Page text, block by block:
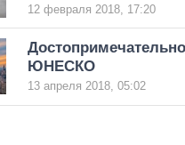
12 февраля 2018, 17:20
ЮНЕСКО
13 апреля 2018, 05:02